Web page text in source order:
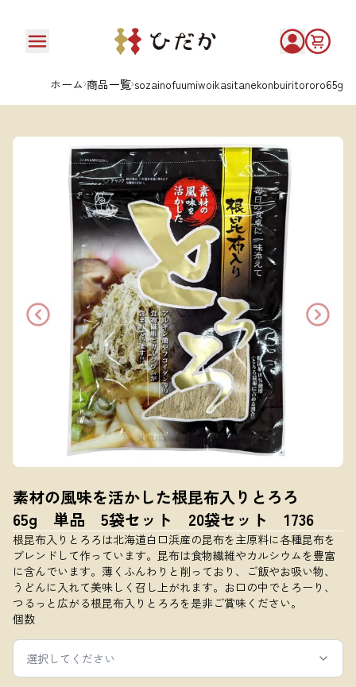
ホーム 商品一覧 sozainofuumiwoikasitanekonbuiritororo65g
素材の風味を活かした根昆布入りとろろ
65g 単品 5袋セット 20袋セット 1736
根昆布入りとろろは北海道白口浜産の昆布を主原料に各種昆布を
ブレンドして作っています。昆布は食物繊維やカルシウムを豊富
に含んでいます。薄くふんわりと削っており、ご飯やお吸い物、
うどんに入れて美味しく召し上がれます。お口の中でとろーり、
つるっと広がる根昆布入りとろろを是非ご賞味ください。
個数
選択してください